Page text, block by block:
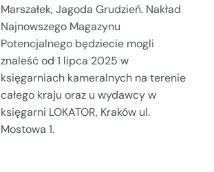
Marszałek, Jagoda Grudzień. Nakład
Najnowszego Magazynu
Potencjalnego będziecie mogli
znaleść od 1 lipca 2025 w
księgarniach kameralnych na terenie
całego kraju oraz u wydawcy w
księgarni LOKATOR, Kraków ul.
Mostowa 1.